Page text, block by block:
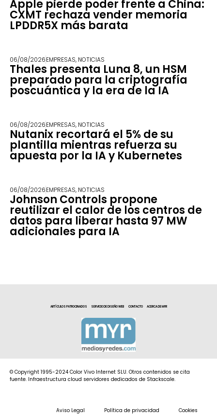
Apple pierde poder frente a China:
CXMT rechaza vender memoria
LPDDR5X más barata
06/08/2026EMPRESAS, NOTICIAS
Thales presenta Luna 8, un HSM
preparado para la criptografía
poscuántica y la era de la IA
06/08/2026EMPRESAS, NOTICIAS
Nutanix recortará el 5% de su
plantilla mientras refuerza su
apuesta por la IA y Kubernetes
06/08/2026EMPRESAS, NOTICIAS
Johnson Controls propone
reutilizar el calor de los centros de
datos para liberar hasta 97 MW
adicionales para IA
ARTÍCULOS PATROCINADOS SERVICIO DE DISEÑO WEB CONTACTO ACERCA DE MYR
© Copyright 1995-2024 Color Vivo Internet SLU. Otros contenidos se cita
fuente. Infraestructura cloud servidores dedicados de Stackscale.
Aviso Legal Política de privacidad Cookies